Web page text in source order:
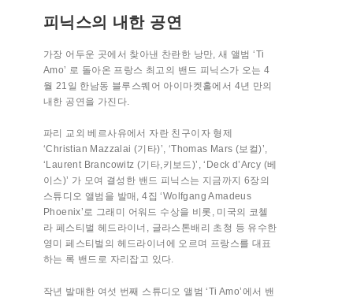
피닉스의 내한 공연
가장 어두운 곳에서 찾아낸 찬란한 낭만, 새 앨범 ‘Ti
Amo’ 로 돌아온 프랑스 최고의 밴드 피닉스가 오는 4
월 21일 한남동 블루스퀘어 아이마켓홀에서 4년 만의
내한 공연을 가진다.
파리 교외 베르사유에서 자란 친구이자 형제
‘Christian Mazzalai (기타)’, ‘Thomas Mars (보컬)’,
‘Laurent Brancowitz (기타,키보드)’, ‘Deck d’Arcy (베
이스)’ 가 모여 결성한 밴드 피닉스는 지금까지 6장의
스튜디오 앨범을 발매, 4집 ‘Wolfgang Amadeus
Phoenix’로 그래미 어워드 수상을 비롯, 미국의 코첼
라 페스티벌 헤드라이너, 글라스톤배리 초청 등 유수한
영미 페스티벌의 헤드라이너에 오르며 프랑스를 대표
하는 록 밴드로 자리잡고 있다.
작년 발매한 여섯 번째 스튜디오 앨범 ‘Ti Amo’에서 밴